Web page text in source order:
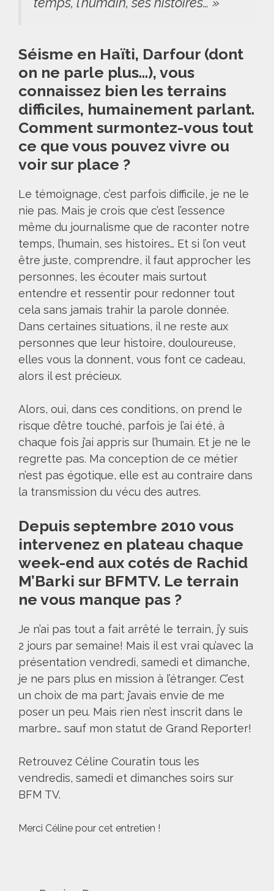
Séisme en Haïti, Darfour (dont
on ne parle plus…), vous
connaissez bien les terrains
difficiles, humainement parlant.
Comment surmontez-vous tout
ce que vous pouvez vivre ou
voir sur place ?
Le témoignage, c’est parfois difficile, je ne le
nie pas. Mais je crois que c’est l’essence
même du journalisme que de raconter notre
temps, l’humain, ses histoires… Et si l’on veut
être juste, comprendre, il faut approcher les
personnes, les écouter mais surtout
entendre et ressentir pour redonner tout
cela sans jamais trahir la parole donnée.
Dans certaines situations, il ne reste aux
personnes que leur histoire, douloureuse,
elles vous la donnent, vous font ce cadeau,
alors il est précieux.
Alors, oui, dans ces conditions, on prend le
risque d’être touché, parfois je l’ai été, à
chaque fois j’ai appris sur l’humain. Et je ne le
regrette pas. Ma conception de ce métier
n’est pas égotique, elle est au contraire dans
la transmission du vécu des autres.
Depuis septembre 2010 vous
intervenez en plateau chaque
week-end aux cotés de Rachid
M’Barki sur BFMTV. Le terrain
ne vous manque pas ?
Je n’ai pas tout a fait arrêté le terrain, j’y suis
2 jours par semaine! Mais il est vrai qu’avec la
présentation vendredi, samedi et dimanche,
je ne pars plus en mission à l’étranger. C’est
un choix de ma part; j’avais envie de me
poser un peu. Mais rien n’est inscrit dans le
marbre… sauf mon statut de Grand Reporter!
Retrouvez Céline Couratin tous les
vendredis, samedi et dimanches soirs sur
BFM TV.
Merci Céline pour cet entretien !